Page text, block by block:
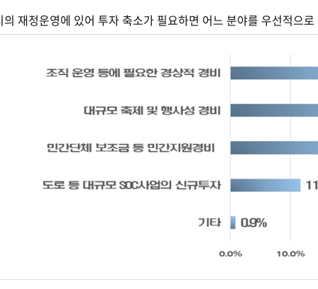
의 재정운영에 있어 투자 축소가 필요하면 어느 분야를 우선적으